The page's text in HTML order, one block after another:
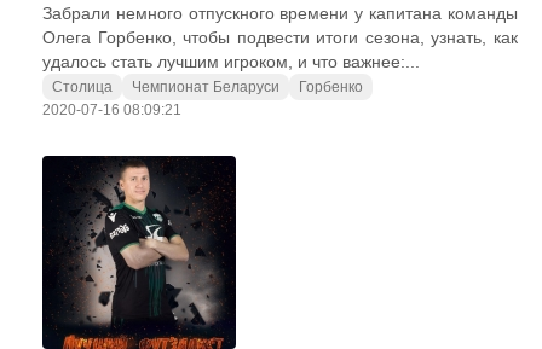
Забрали немного отпускного времени у капитана команды
Олега Горбенко, чтобы подвести итоги сезона, узнать, как
удалось стать лучшим игроком, и что важнее:...
Столица Чемпионат Беларуси
Горбенко
2020-07-16 08:09:21